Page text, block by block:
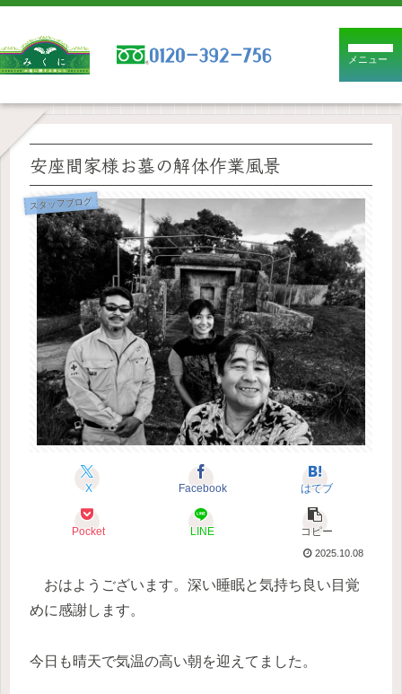
メニュー
安座間家様お墓の解体作業風景
スタッフブログ
X Facebook はてブ
Pocket LINE コピー
2025.10.08
おはようございます。深い睡眠と気持ち良い目覚
めに感謝します。
今日も晴天で気温の高い朝を迎えてました。